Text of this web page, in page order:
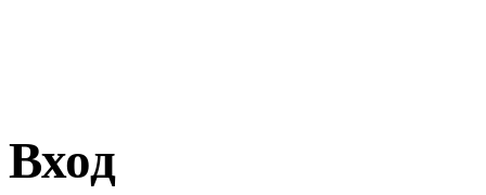
Вход